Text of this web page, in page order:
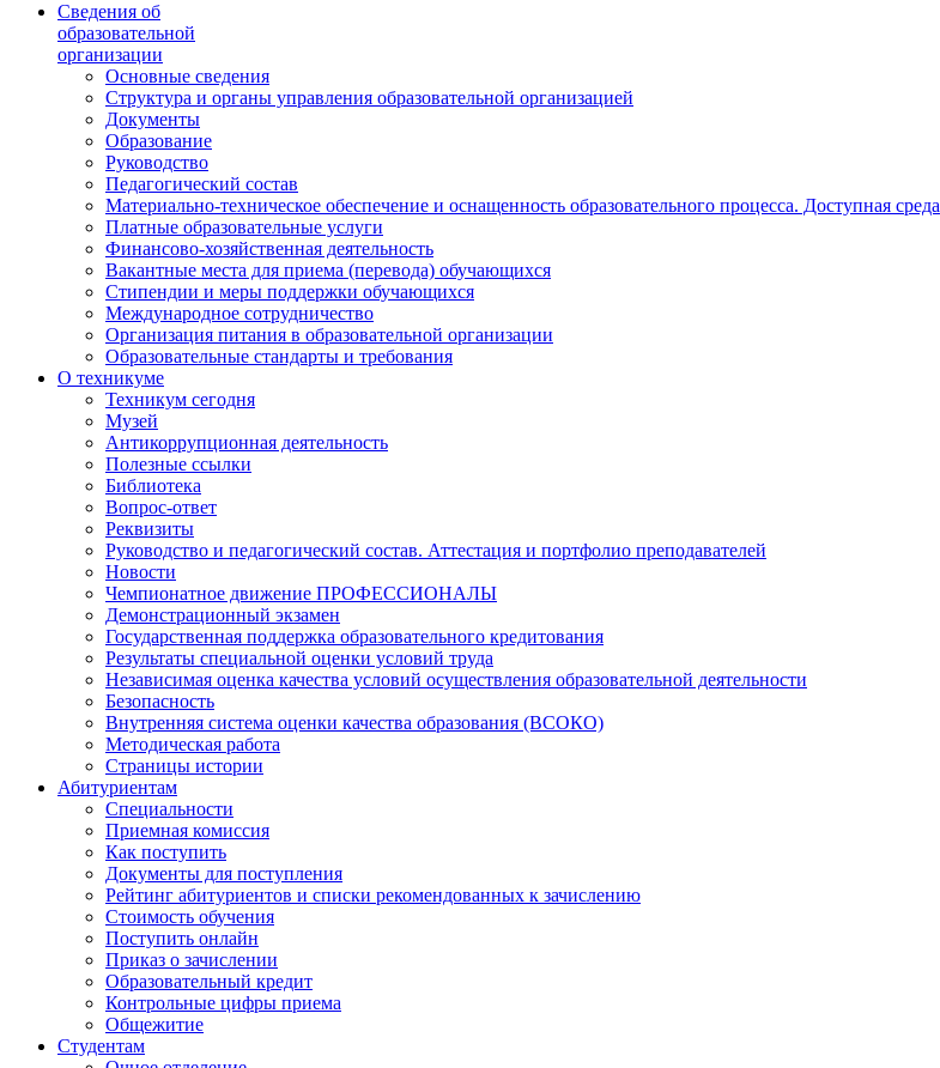
Сведения об
образовательной
организации
Основные сведения
Структура и органы управления образовательной организацией
Документы
Образование
Руководство
Педагогический состав
Материально-техническое обеспечение и оснащенность образовательного процесса. Доступная среда
Платные образовательные услуги
Финансово-хозяйственная деятельность
Вакантные места для приема (перевода) обучающихся
Стипендии и меры поддержки обучающихся
Международное сотрудничество
Организация питания в образовательной организации
Образовательные стандарты и требования
О техникуме
Техникум сегодня
Музей
Антикоррупционная деятельность
Полезные ссылки
Библиотека
Вопрос-ответ
Реквизиты
Руководство и педагогический состав. Аттестация и портфолио преподавателей
Новости
Чемпионатное движение ПРОФЕССИОНАЛЫ
Демонстрационный экзамен
Государственная поддержка образовательного кредитования
Результаты специальной оценки условий труда
Независимая оценка качества условий осуществления образовательной деятельности
Безопасность
Внутренняя система оценки качества образования (ВСОКО)
Методическая работа
Страницы истории
Абитуриентам
Специальности
Приемная комиссия
Как поступить
Документы для поступления
Рейтинг абитуриентов и списки рекомендованных к зачислению
Стоимость обучения
Поступить онлайн
Приказ о зачислении
Образовательный кредит
Контрольные цифры приема
Общежитие
Студентам